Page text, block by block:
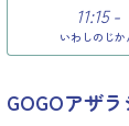
11:15 -
いわしのじか
GOGOアザラ